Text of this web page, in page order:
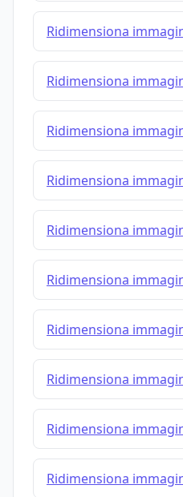
Ridimensiona
Ridimensiona
Ridimensiona
Ridimensiona
Ridimensiona
Ridimensiona
Ridimensiona
Ridimensiona
Ridimensiona
Ridimensiona